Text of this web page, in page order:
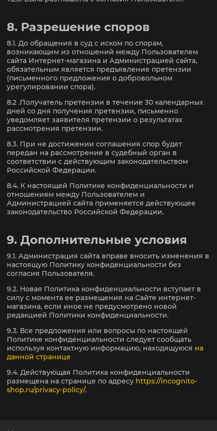
8. Разрешение споров
8.1. До обращения в суд с иском по спорам,
возникающим из отношений между Пользователем
сайта Интернет-магазина и Администрацией сайта,
обязательным является предъявление претензии
(письменного предложения о добровольном
урегулировании спора).
8.2 .Получатель претензии в течение 30 календарных
дней со дня получения претензии, письменно
уведомляет заявителя претензии о результатах
рассмотрения претензии.
8.3. При не достижении соглашения спор будет
передан на рассмотрение в судебный орган в
соответствии с действующим законодательством
Российской Федерации.
8.4. К настоящей Политике конфиденциальности и
отношениям между Пользователем и
Администрацией сайта применяется действующее
законодательство Российской Федерации.
9. Дополнительные условия
9.1. Администрация сайта вправе вносить изменения в
настоящую Политику конфиденциальности без
согласия Пользователя.
9.2. Новая Политика конфиденциальности вступает в
силу с момента ее размещения на Сайте интернет-
магазина, если иное не предусмотрено новой
редакцией Политики конфиденциальности.
9.3. Все предложения или вопросы по настоящей
Политике конфиденциальности следует сообщать
используя контактную информацию, находящуюся на
данной странице
9.4. Действующая Политика конфиденциальности
размещена на странице по адресу https://incognito-
shop.ru/privacy-policy/.